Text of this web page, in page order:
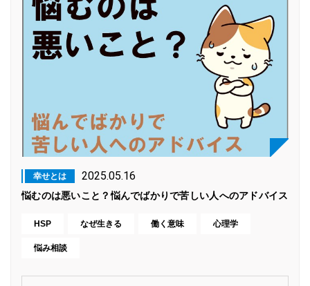
幸せとは 2025.05.16
悩むのは悪いこと？悩んでばかりで苦しい人へのアドバイス
HSP なぜ生きる 働く意味 心理学
悩み相談